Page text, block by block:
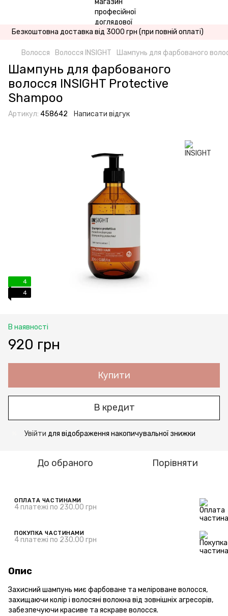
Безкоштовна доставка від 3000 грн (при повній оплаті)
Волосся Волосся INSIGHT Шампунь для фарбованого
Шампунь для фарбованого
волосся INSIGHT Protective
Shampoo
Артикул: 458642 Написати відгук
4
4
В наявності
920 грн
Купити
В кредит
Увійти для відображення накопичувальної знижки
До обраного Порівняти
ОПЛАТА ЧАСТИНАМИ
4 платежі по 230.00 грн
ПОКУПКА ЧАСТИНАМИ
4 платежі по 230.00 грн
Опис
Захисний шампунь миє фарбоване та меліроване волосся,
захищаючи колір і волосяні волокна від зовнішніх агресорів,
забезпечуючи красиве та яскраве волосся.